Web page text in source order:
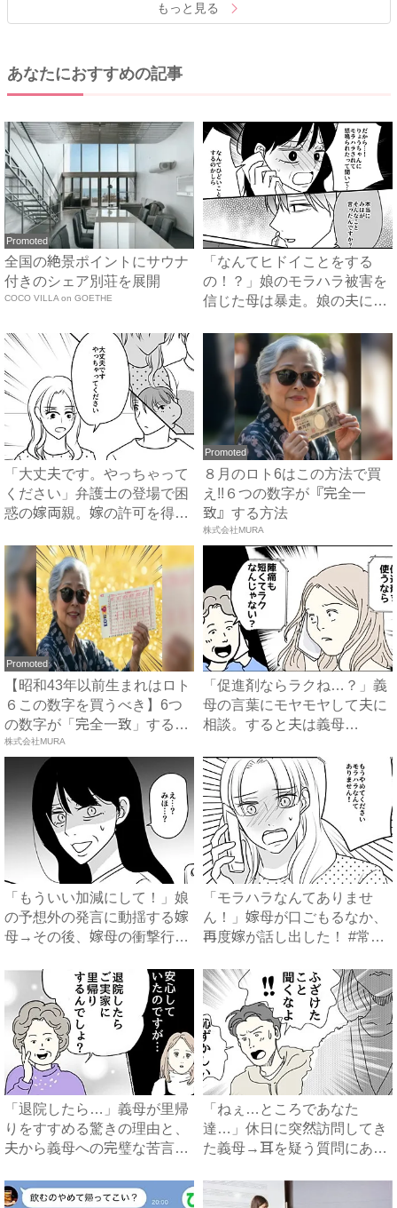
もっと見る
あなたにおすすめの記事
Promoted
全国の絶景ポイントにサウナ
付きのシェア別荘を展開
COCO VILLA on GOETHE
「なんてヒドイことをする
の！？」娘のモラハラ被害を
信じた母は暴走。娘の夫に電
「大丈夫です。やっちゃって
ください」弁護士の登場で困
惑の嫁両親。嫁の許可を得た
Promoted
８月のロト6はこの方法で買
え!!６つの数字が『完全一
致』する方法
株式会社MURA
Promoted
【昭和43年以前生まれはロト
６この数字を買うべき】6つ
の数字が「完全一致」する
方...
株式会社MURA
「促進剤ならラクね…？」義
母の言葉にモヤモヤして夫に
相談。すると夫は義母
「もういい加減にして！」娘
の予想外の発言に動揺する嫁
母→その後、嫁母の衝撃行動
「モラハラなんてありませ
ん！」嫁母が口ごもるなか、
再度嫁が話し出した！ #常識
「退院したら…」義母が里帰
りをすすめる驚きの理由と、
夫から義母への完璧な苦言
「ねぇ…ところであなた
達…」休日に突然訪問してき
た義母→耳を疑う質問にあ